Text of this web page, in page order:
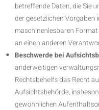
betreffende Daten, die Sie
der gesetzlichen Vorgaben
maschinenlesbaren
an einen anderen
Beschwerde bei
anderweitigen
Rechtsbehelfs das Recht
Aufsichtsbehörde,
gewöhnlichen